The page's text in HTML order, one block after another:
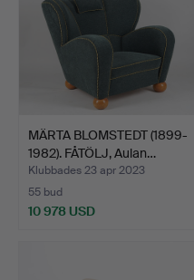
MÄRTA BLOMSTEDT (1899-
1982). FÅTÖLJ, Aulan…
Klubbades 23 apr 2023
55 bud
10 978 USD